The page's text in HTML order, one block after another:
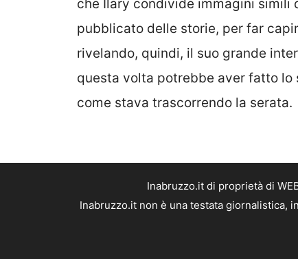
che Ilary condivide immagini simili
pubblicato delle storie, per far
rivelando, quindi, il suo grande
questa volta potrebbe aver fatto lo
come stava trascorrendo la serata.
Inabruzzo.it di proprietà di
Inabruzzo.it non è una testata giornalistica,